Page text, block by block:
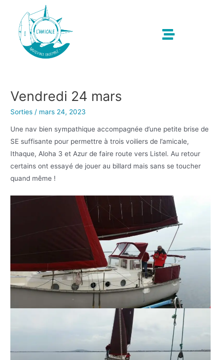
Vendredi 24 mars
Sorties / mars 24, 2023
Une nav bien sympathique accompagnée d’une petite brise de
SE suffisante pour permettre à trois voiliers de l’amicale,
Ithaque, Aloha 3 et Azur de faire route vers Listel. Au retour
certains ont essayé de jouer au billard mais sans se toucher
quand même !